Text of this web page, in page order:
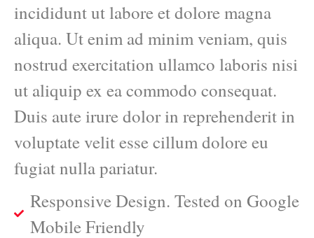
incididunt ut labore et dolore magna
aliqua. Ut enim ad minim veniam, quis
nostrud exercitation ullamco laboris nisi
ut aliquip ex ea commodo consequat.
Duis aute irure dolor in reprehenderit in
voluptate velit esse cillum dolore eu
fugiat nulla pariatur.
Responsive Design. Tested on Google
Mobile Friendly